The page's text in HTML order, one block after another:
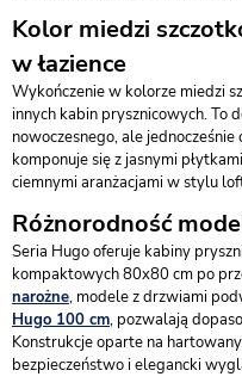
Kolor miedzi
w łazience
Wykończenie w kolorze miedzi
innych kabin prysznicowych. To
nowoczesnego, ale
komponuje się z jasnymi
ciemnymi aranżacjami w stylu
Różnorodność
Seria Hugo oferuje kabiny
kompaktowych 80x80 cm po
narożne, modele z drzwiami
Hugo 100 cm, pozwalają
Konstrukcje oparte na
bezpieczeństwo i elegancki